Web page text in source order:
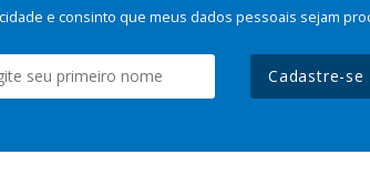
e consinto que meus dados pessoais sejam
Cadastre-se